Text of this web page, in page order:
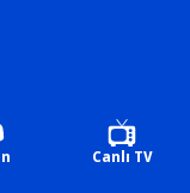
Canlı TV